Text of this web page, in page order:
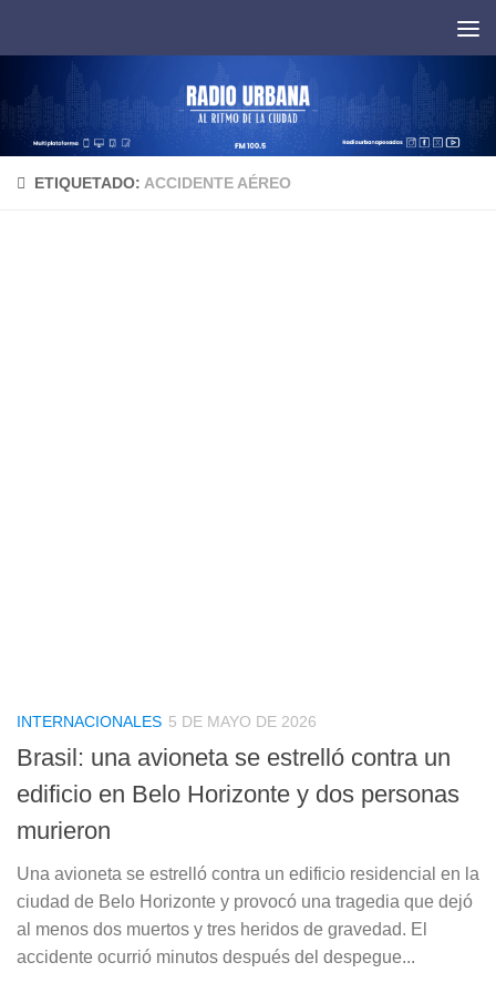
ETIQUETADO: ACCIDENTE AÉREO
INTERNACIONALES 5 DE MAYO DE 2026
Brasil: una avioneta se estrelló contra un
edificio en Belo Horizonte y dos personas
murieron
Una avioneta se estrelló contra un edificio residencial en la
ciudad de Belo Horizonte y provocó una tragedia que dejó
al menos dos muertos y tres heridos de gravedad. El
accidente ocurrió minutos después del despegue...